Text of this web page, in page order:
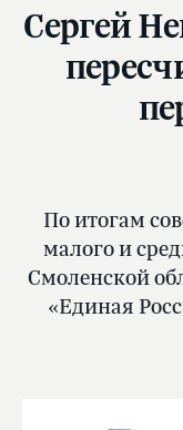
Сергей
По итогам
малого и
Смоленской
«Единая